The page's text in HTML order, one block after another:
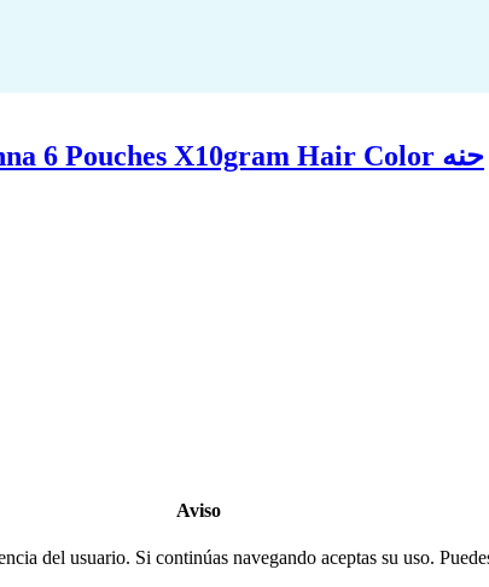
FAST SHIPPING 🏅7 Pack X Amar’s brown Henna 6 Pouches X10gram Hair Color حنه
Aviso
del usuario. Si continúas navegando aceptas su uso.